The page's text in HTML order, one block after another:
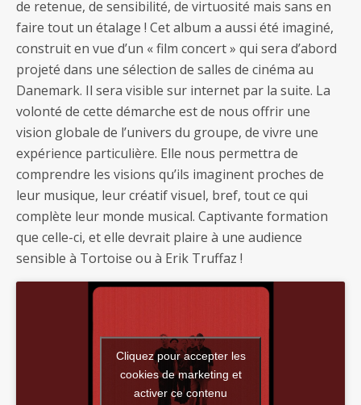
de retenue, de sensibilité, de virtuosité mais sans en
faire tout un étalage ! Cet album a aussi été imaginé,
construit en vue d’un « film concert » qui sera d’abord
projeté dans une sélection de salles de cinéma au
Danemark. Il sera visible sur internet par la suite. La
volonté de cette démarche est de nous offrir une
vision globale de l’univers du groupe, de vivre une
expérience particulière. Elle nous permettra de
comprendre les visions qu’ils imaginent proches de
leur musique, leur créatif visuel, bref, tout ce qui
complète leur monde musical. Captivante formation
que celle-ci, et elle devrait plaire à une audience
sensible à Tortoise ou à Erik Truffaz !
Cliquez pour accepter les
cookies de marketing et
activer ce contenu